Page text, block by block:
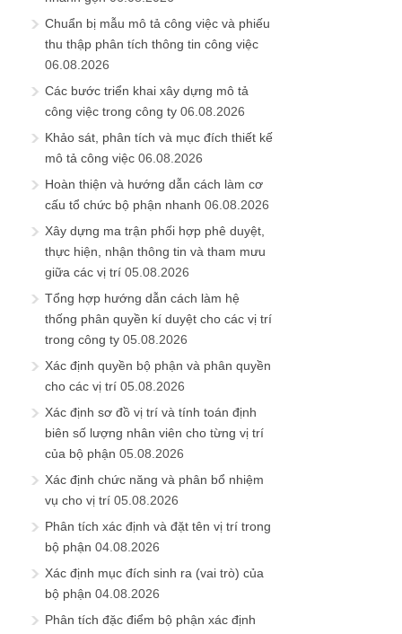
Chuẩn bị mẫu mô tả công việc và phiếu
thu thập phân tích thông tin công việc
06.08.2026
Các bước triển khai xây dựng mô tả
công việc trong công ty 06.08.2026
Khảo sát, phân tích và mục đích thiết kế
mô tả công việc 06.08.2026
Hoàn thiện và hướng dẫn cách làm cơ
cấu tổ chức bộ phận nhanh 06.08.2026
Xây dựng ma trận phối hợp phê duyệt,
thực hiện, nhận thông tin và tham mưu
giữa các vị trí 05.08.2026
Tổng hợp hướng dẫn cách làm hệ
thống phân quyền kí duyệt cho các vị trí
trong công ty 05.08.2026
Xác định quyền bộ phận và phân quyền
cho các vị trí 05.08.2026
Xác định sơ đồ vị trí và tính toán định
biên số lượng nhân viên cho từng vị trí
của bộ phận 05.08.2026
Xác định chức năng và phân bổ nhiệm
vụ cho vị trí 05.08.2026
Phân tích xác định và đặt tên vị trí trong
bộ phận 04.08.2026
Xác định mục đích sinh ra (vai trò) của
bộ phận 04.08.2026
Phân tích đặc điểm bộ phận xác định